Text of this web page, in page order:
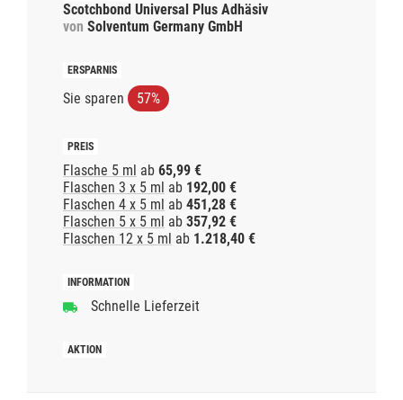
Scotchbond Universal Plus Adhäsiv
von Solventum Germany GmbH
Sie sparen 57%
Flasche 5 ml ab 65,99 €
Flaschen 3 x 5 ml ab 192,00 €
Flaschen 4 x 5 ml ab 451,28 €
Flaschen 5 x 5 ml ab 357,92 €
Flaschen 12 x 5 ml ab 1.218,40 €
Schnelle Lieferzeit